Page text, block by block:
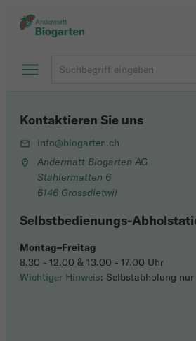
Kontaktieren Sie uns
info@biogarten.ch
Andermatt Biogarten AG
Stahlermatten 6
6146 Grossdietwil
Selbstbedienungs-
Montag–Freitag
8.30 - 12.00 & 13.00 - 17.00 Uhr
Wichtiger Hinweis: Selbstabholung